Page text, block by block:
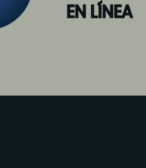
EN LÍNEA